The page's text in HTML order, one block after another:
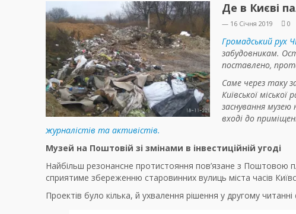
Де в Києві
— 16 Січня 2019 0
Громадський рух
забудовникам.
поставлено,
Саме через таку
Київської
заснування
вході до
журналістів та активістів.
Музей на Поштовій зі змінами в інвестиційній угоді
Найбільш резонансне протистояння пов’язане з
сприятиме збереженню старовинних вулиць міста часів
Проектів було кілька, й ухвалення рішення у другому